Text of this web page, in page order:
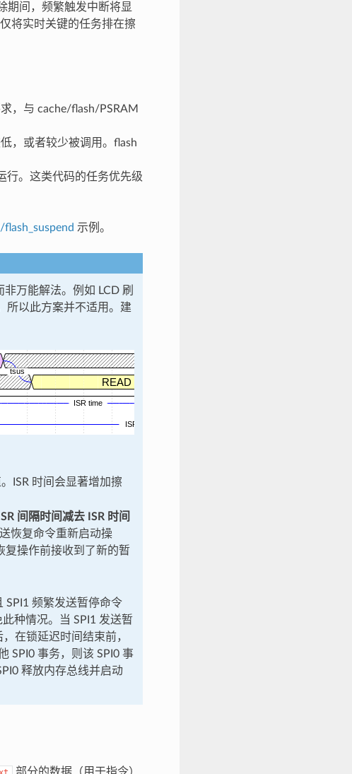
期间，频繁触发中断将显
将实时关键的任务排在擦
，与 cache/flash/PSRAM
，或者较少被调用。flash
行。这类代码的任务优先级
flash_suspend 示例。
万能解法。例如 LCD 刷
所以此方案并不适用。建
READ
ISR interval
tsus
ISR time
ISR 时间会显著增加擦
ISR 间隔时间减去 ISR 时间
恢复命令重新启动操
复操作前接收到了新的暂
SPI1 频繁发送暂停命令
此种情况。当 SPI1 发送暂
在锁延迟时间结束前，
SPI0 事务，则该 SPI0 事
释放内存总线并启动